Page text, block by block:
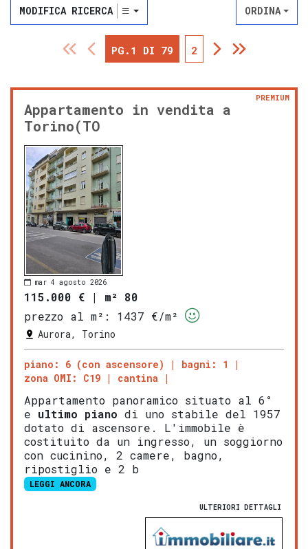
MODIFICA RICERCA ORDINA
PG.1 DI 79 2
Appartamento in vendita a
Torino(TO
PREMIUM
mar 4 agosto 2026
115.000 € | m² 80
prezzo al m²:
1437 €/m²
Aurora, Torino
piano: 6 (con ascensore)
bagni: 1
zona OMI: C19
cantina
Appartamento panoramico situato al 6°
e ultimo piano di uno stabile del 1957
dotato di ascensore. L'immobile è
costituito da un ingresso, un soggiorno
con cucinino, 2 camere, bagno,
ripostiglio e 2 b
LEGGI ANCORA
ULTERIORI DETTAGLI